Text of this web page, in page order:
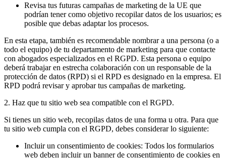
Revisa tus futuras campañas de marketing de la UE que
podrían tener como objetivo recopilar datos de los usuarios; es
posible que debas adaptar los procesos.
En esta etapa, también es recomendable nombrar a una persona (o a
todo el equipo) de tu departamento de marketing para que contacte
con abogados especializados en el RGPD. Esta persona o equipo
deberá trabajar en estrecha colaboración con un responsable de la
protección de datos (RPD) si el RPD es designado en la empresa. El
RPD podrá revisar y aprobar tus campañas de marketing.
2. Haz que tu sitio web sea compatible con el RGPD.
Si tienes un sitio web, recopilas datos de una forma u otra. Para que
tu sitio web cumpla con el RGPD, debes considerar lo siguiente:
Incluir un consentimiento de cookies: Todos los formularios
web deben incluir un banner de consentimiento de cookies en